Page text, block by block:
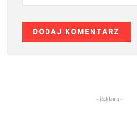
- Reklama -